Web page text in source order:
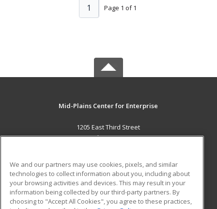
Page 1 of 1
1
Mid-Plains Center for Enterprise
1205 East Third Street
McCook, NE 69001 US
Career Training
ADDITIONAL RESOURCES
Military Student Blog
We and our partners may use cookies, pixels, and similar
technologies to collect information about you, including about
your browsing activities and devices. This may result in your
information being collected by our third-party partners. By
choosing to "Accept All Cookies", you agree to these practices,